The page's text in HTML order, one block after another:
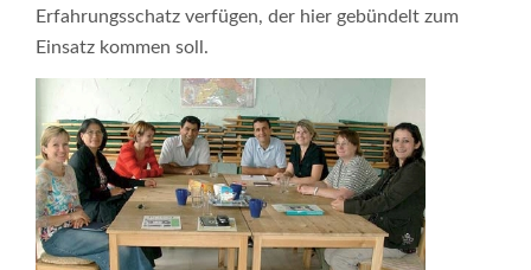
Erfahrungsschatz verfügen, der hier gebündelt zum
Einsatz kommen soll.